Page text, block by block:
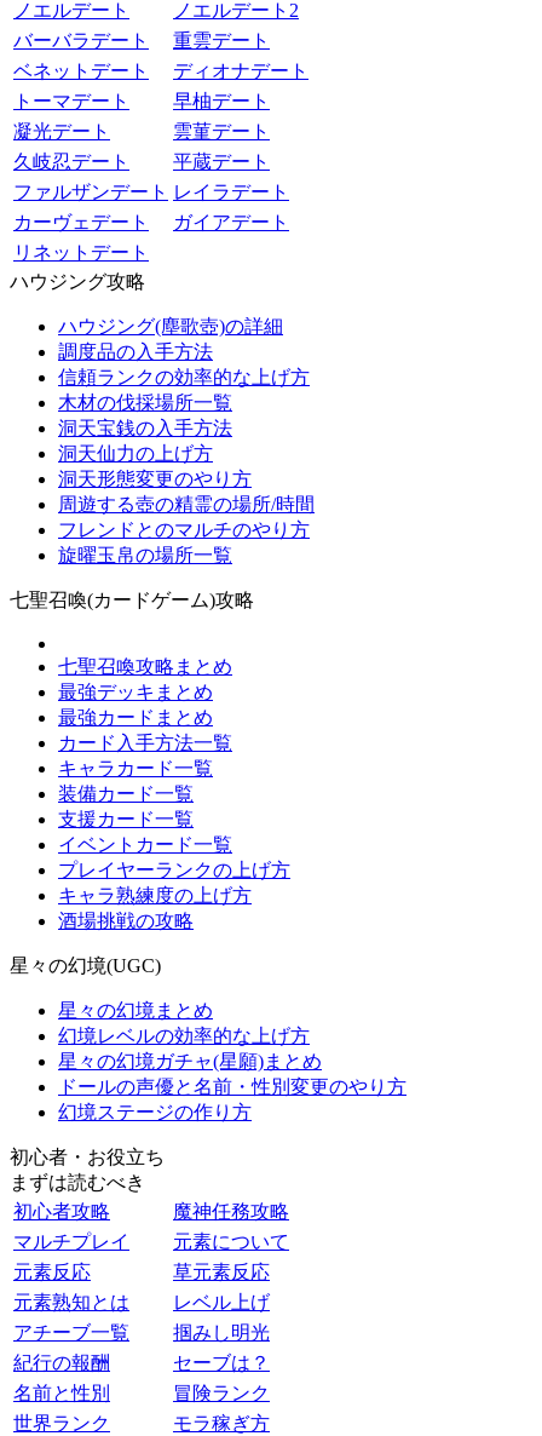
ノエルデート
ノエルデート2
バーバラデート
重雲デート
ベネットデート
ディオナデート
トーマデート
早柚デート
凝光デート
雲菫デート
久岐忍デート
平蔵デート
ファルザンデート レイラデート
カーヴェデート
ガイアデート
リネットデート
ハウジング攻略
ハウジング(塵歌壺)の詳細
調度品の入手方法
信頼ランクの効率的な上げ方
木材の伐採場所一覧
洞天宝銭の入手方法
洞天仙力の上げ方
洞天形態変更のやり方
周遊する壺の精霊の場所/時間
フレンドとのマルチのやり方
旋曜玉帛の場所一覧
七聖召喚(カードゲーム)攻略
七聖召喚攻略まとめ
最強デッキまとめ
最強カードまとめ
カード入手方法一覧
キャラカード一覧
装備カード一覧
支援カード一覧
イベントカード一覧
プレイヤーランクの上げ方
キャラ熟練度の上げ方
酒場挑戦の攻略
星々の幻境(UGC)
星々の幻境まとめ
幻境レベルの効率的な上げ方
星々の幻境ガチャ(星願)まとめ
ドールの声優と名前・性別変更のやり方
幻境ステージの作り方
初心者・お役立ち
まずは読むべき
初心者攻略
魔神任務攻略
マルチプレイ
元素について
元素反応
草元素反応
元素熟知とは
レベル上げ
アチーブ一覧
掴みし明光
紀行の報酬
セーブは？
名前と性別
冒険ランク
世界ランク
モラ稼ぎ方